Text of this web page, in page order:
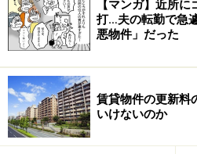
【マンガ】近所
打…夫の転勤で急
悪物件」だった
賃貸物件の更新料
いけないのか